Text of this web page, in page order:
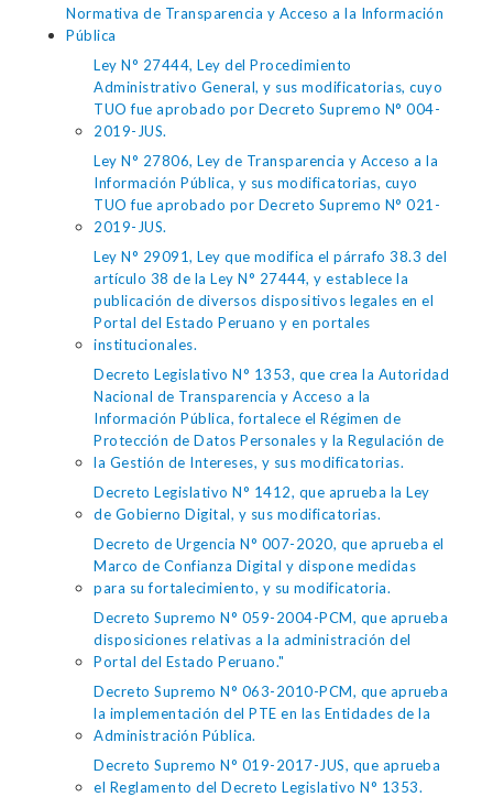
Normativa de Transparencia y Acceso a la Información
Pública
Ley N° 27444, Ley del Procedimiento
Administrativo General, y sus modificatorias, cuyo
TUO fue aprobado por Decreto Supremo N° 004-
2019-JUS.
Ley N° 27806, Ley de Transparencia y Acceso a la
Información Pública, y sus modificatorias, cuyo
TUO fue aprobado por Decreto Supremo N° 021-
2019-JUS.
Ley N° 29091, Ley que modifica el párrafo 38.3 del
artículo 38 de la Ley N° 27444, y establece la
publicación de diversos dispositivos legales en el
Portal del Estado Peruano y en portales
institucionales.
Decreto Legislativo N° 1353, que crea la Autoridad
Nacional de Transparencia y Acceso a la
Información Pública, fortalece el Régimen de
Protección de Datos Personales y la Regulación de
la Gestión de Intereses, y sus modificatorias.
Decreto Legislativo N° 1412, que aprueba la Ley
de Gobierno Digital, y sus modificatorias.
Decreto de Urgencia N° 007-2020, que aprueba el
Marco de Confianza Digital y dispone medidas
para su fortalecimiento, y su modificatoria.
Decreto Supremo N° 059-2004-PCM, que aprueba
disposiciones relativas a la administración del
Portal del Estado Peruano."
Decreto Supremo N° 063-2010-PCM, que aprueba
la implementación del PTE en las Entidades de la
Administración Pública.
Decreto Supremo N° 019-2017-JUS, que aprueba
el Reglamento del Decreto Legislativo N° 1353.